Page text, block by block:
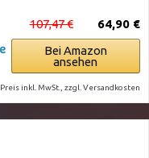
64,90 €
107,47 €
Bei Amazon
ansehen
Preis inkl. MwSt., zzgl. Versandkosten